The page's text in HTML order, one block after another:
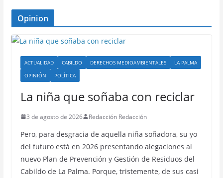
Opinion
ACTUALIDAD CABILDO DERECHOS MEDIOAMBIENTALES
LA PALMA
OPINIÓN
POLÍTICA
La niña que soñaba con reciclar
3 de agosto de 2026 Redacción Redacción
Pero, para desgracia de aquella niña soñadora, su yo
del futuro está en 2026 presentando alegaciones al
nuevo Plan de Prevención y Gestión de Residuos del
Cabildo de La Palma. Porque, tristemente, de sus casi